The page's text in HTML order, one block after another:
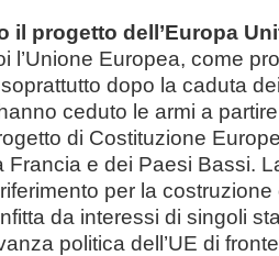
il progetto dell’Europa
l’Unione Europea, come
dopo la caduta
ceduto le armi a
di Costituzione
Francia e dei Paesi Bassi.
per la
da interessi di singoli
politica dell’UE di